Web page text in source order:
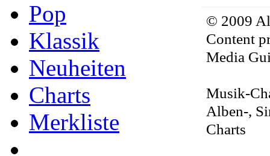
© 2009
Content
Media
Musik-
Alben-,
Charts
Pop
Klassik
Neuheiten
Charts
Merkliste